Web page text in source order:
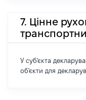
7. Цінне
У суб'єкта
об'єкти для